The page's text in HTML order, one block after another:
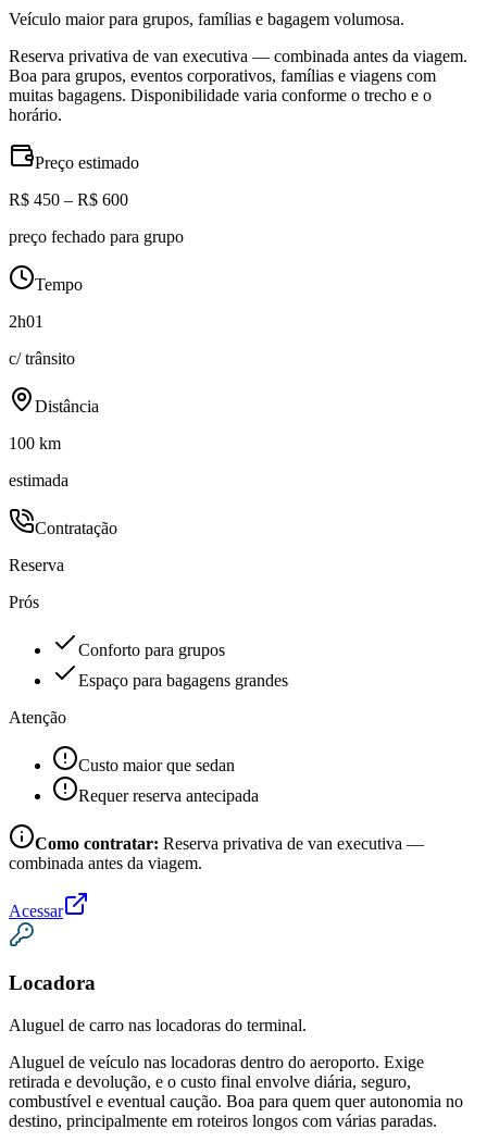
Veículo maior para grupos, famílias e bagagem volumosa.
Reserva privativa de van executiva — combinada antes da viagem.
Boa para grupos, eventos corporativos, famílias e viagens com
muitas bagagens. Disponibilidade varia conforme o trecho e o
horário.
Preço estimado
R$ 450 – R$ 600
preço fechado para grupo
Tempo
2h01
c/ trânsito
Distância
100 km
estimada
Contratação
Reserva
Prós
Conforto para grupos
Espaço para bagagens grandes
Atenção
Custo maior que sedan
Requer reserva antecipada
Como contratar: Reserva privativa de van executiva —
combinada antes da viagem.
Acessar
Locadora
Aluguel de carro nas locadoras do terminal.
Aluguel de veículo nas locadoras dentro do aeroporto. Exige
retirada e devolução, e o custo final envolve diária, seguro,
combustível e eventual caução. Boa para quem quer autonomia no
destino, principalmente em roteiros longos com várias paradas.